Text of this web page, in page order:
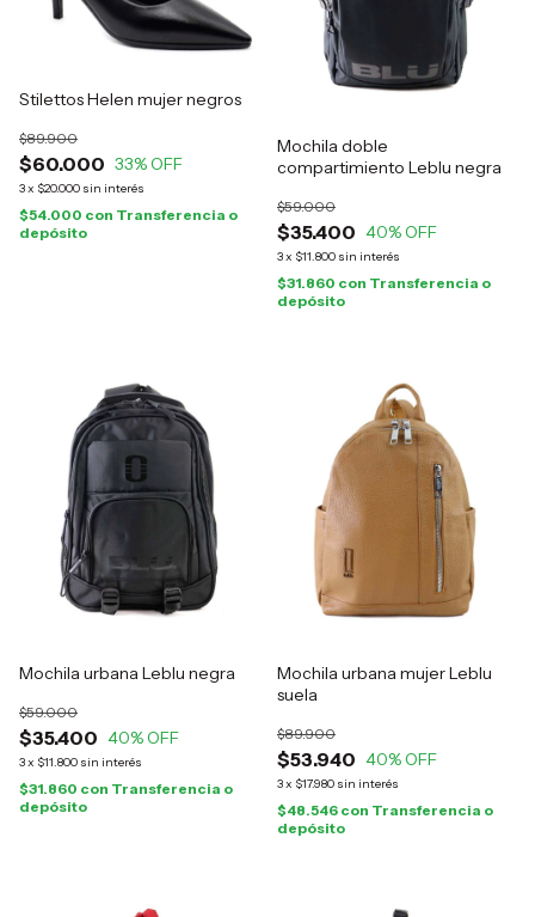
Stilettos Helen mujer negros
$60.000
$89.900
33% OFF
3x $20.000 sin interés
$54.000 con Transferencia o
depósito
Mochila doble
compartimiento Leblu negra
$35.400
$59.000
40% OFF
3x $11.800 sin interés
$31.860 con Transferencia o
depósito
Mochila urbana Leblu negra
$35.400
$59.000
40% OFF
3x $11.800 sin interés
$31.860 con Transferencia o
depósito
Mochila urbana mujer Leblu
suela
$53.940
$89.900
40% OFF
3x $17.980 sin interés
$48.546 con Transferencia o
depósito